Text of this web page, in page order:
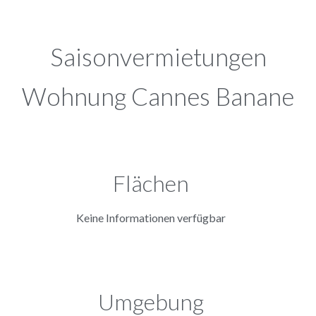
Saisonvermietungen
Wohnung Cannes Banane
Flächen
Keine Informationen verfügbar
Umgebung